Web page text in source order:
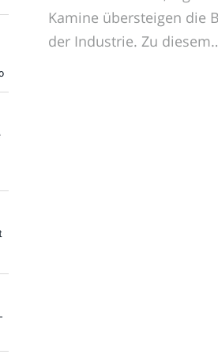
Kamine übersteigen die
der Industrie. Zu